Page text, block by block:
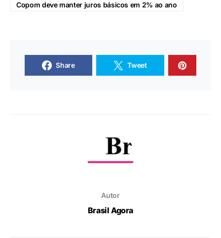
Copom deve manter juros básicos em 2% ao ano
Share Tweet
Autor
Brasil Agora